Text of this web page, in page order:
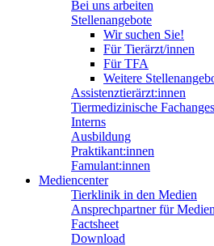
Bei uns arbeiten
Stellenangebote
Wir suchen Sie!
Für Tierärzt/innen
Für TFA
Weitere
Assistenztierärzt:innen
Tiermedizinische
Interns
Ausbildung
Praktikant:innen
Famulant:innen
Mediencenter
Tierklinik in den Medien
Ansprechpartner für Medien
Factsheet
Download